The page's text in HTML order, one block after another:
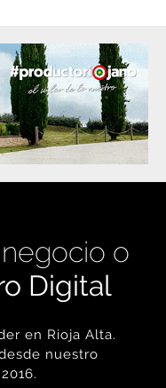
o
Digital
en Rioja Alta.
nuestro